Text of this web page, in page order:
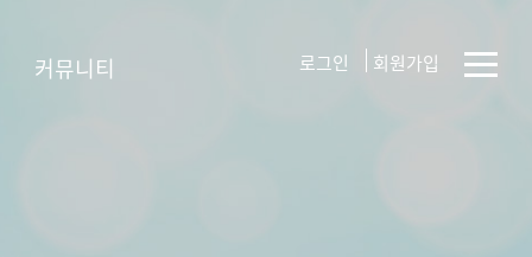
커뮤니티 로그인 회원가입